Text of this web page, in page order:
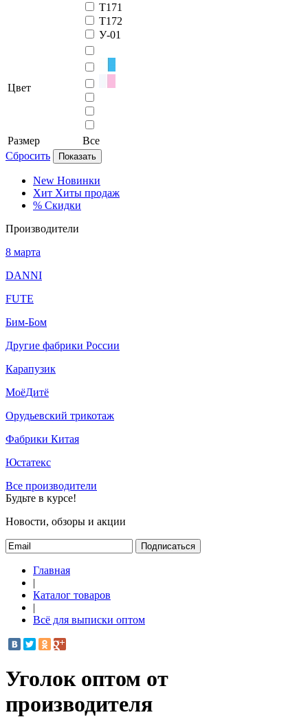
Т171
Т172
У-01
Цвет
Размер
Все
Сбросить
Показать
New Новинки
Хит Хиты продаж
% Скидки
Производители
8 марта
DANNI
FUTE
Бим-Бом
Другие фабрики России
Карапузик
МоёДитё
Орудьевский трикотаж
Фабрики Китая
Юстатекс
Все производители
Будьте в курсе!
Новости, обзоры и акции
Подписаться
Главная
|
Каталог товаров
|
Всё для выписки оптом
Уголок оптом от
производителя